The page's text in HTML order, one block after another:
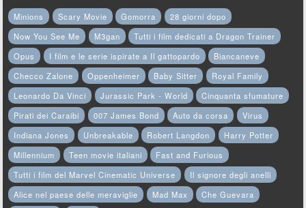
Minions Scary Movie Gomorra
28 giorni dopo
Now You See Me
M3gan
Tutti i film dedicati a Dragon Trainer
Opus
I film e le serie ispirate a Il gattopardo
Biancaneve
Checco Zalone
Oppenheimer Baby Sitter
Royal Family
Leonardo Da Vinci
Jurassic Park - World
Cinquanta sfumature
Pirati dei Caraibi
007 James Bond Auto da corsa
Virus
Indiana Jones
Unbreakable Robert Langdon
Harry Potter
Millennium
Teen movie italiani
Fast and Furious
Tutti i film del Marvel Cinematic Universe
Il signore degli anelli
Alice nel paese delle meraviglie
Mad Max
Che Guevara